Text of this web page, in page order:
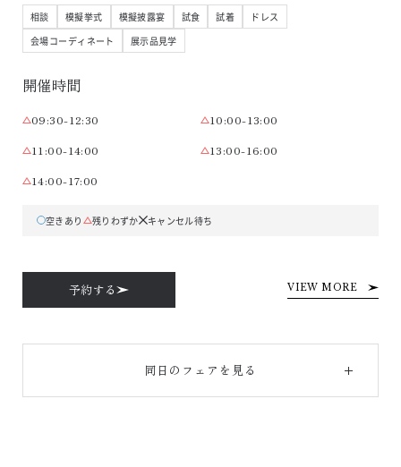
相談 模擬挙式 模擬披露宴 試食 試着
ドレス
会場コーディネート
展示品見学
開催時間
09:30-12:30
10:00-13:00
11:00-14:00
13:00-16:00
14:00-17:00
空きあり 残りわずか キャンセル待ち
予約する VIEW MORE
同日のフェアを見る